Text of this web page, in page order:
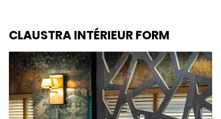
CLAUSTRA INTÉRIEUR FORM